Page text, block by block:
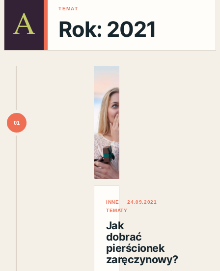
A TEMAT
Rok: 2021
01
INNE
TEMATY
24.09.2021
Jak
dobrać
pierścionek
zaręczynowy?